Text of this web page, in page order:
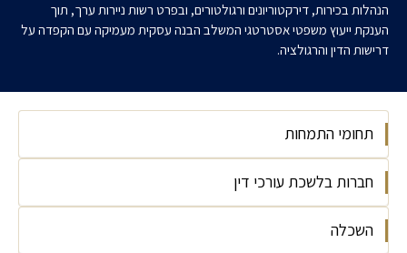
הנהלות בכירות, דירקטוריונים ורגולטורים, ובפרט רשות ניירות ערך, תוך
הענקת ייעוץ משפטי אסטרטגי המשלב הבנה עסקית מעמיקה עם הקפדה על
דרישות הדין והרגולציה.
תחומי התמחות
דיני תאגידים
חברות בלשכת עורכי דין
חברות בלשכת עורכי הדין 2017השכלה